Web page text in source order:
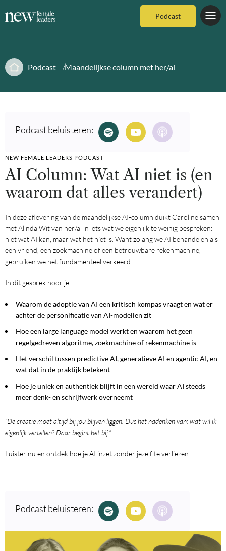
Podcast
Podcast Maandelijkse column met her/ai
Podcast beluisteren:
NEW FEMALE LEADERS PODCAST
AI Column: Wat AI niet is (en
waarom dat alles verandert)
In deze aflevering van de maandelijkse AI-column duikt Caroline samen
met Alinda Wit van her/ai in iets wat we eigenlijk te weinig bespreken:
niet wat AI kan, maar wat het níet is. Want zolang we AI behandelen als
een vriend, een zoekmachine of een betrouwbare rekenmachine,
gebruiken we het fundamenteel verkeerd.
In dit gesprek hoor je:
Waarom de adoptie van AI een kritisch kompas vraagt en wat er
achter de personificatie van AI-modellen zit
Hoe een large language model werkt en waarom het geen
regelgedreven algoritme, zoekmachine of rekenmachine is
Het verschil tussen predictive AI, generatieve AI en agentic AI, en
wat dat in de praktijk betekent
Hoe je uniek en authentiek blijft in een wereld waar AI steeds
meer denk- en schrijfwerk overneemt
“De creatie moet altijd bij jou blijven liggen. Dus het nadenken van: wat wil ik
eigenlijk vertellen? Daar begint het bij.”
Luister nu en ontdek hoe je AI inzet zonder jezelf te verliezen.
Podcast beluisteren: